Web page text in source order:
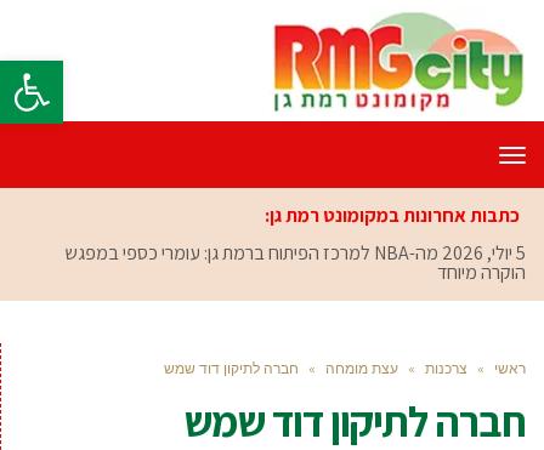
פתח
תפריט
כתבות אחרונות במקומונט רמת גן:
5 יולי, 2026
מה-NBA למרכז הפיתוח ברמת גן: עומרי כספי במפגש
הוקרה מיוחד
ראשי » צרכנות » עצת מומחה » חברה לתיקון דוד שמש
חברה לתיקון דוד שמש